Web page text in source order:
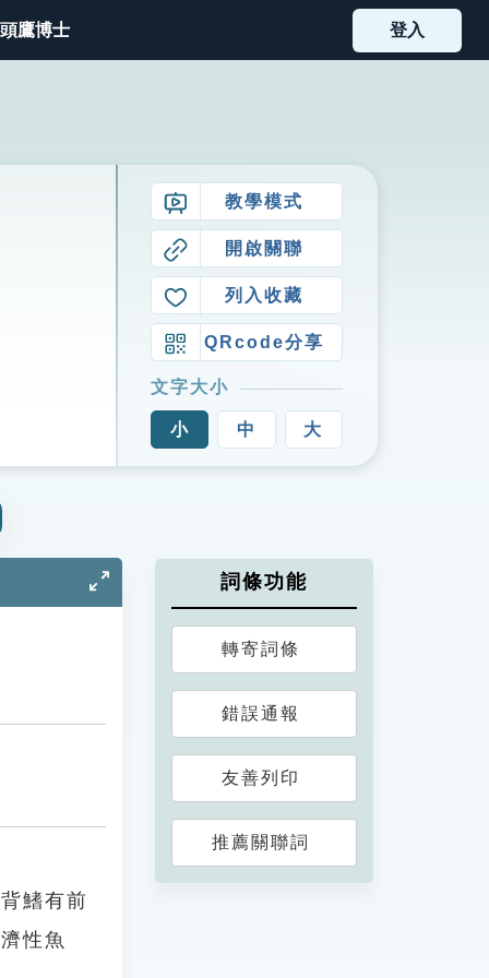
鷹博士 登入
教學模式
開啟關聯
列入收藏
QRcode分享
文字大小
小 中 大
鰭有前
性魚
詞條功能
轉寄詞條
錯誤通報
友善列印
推薦關聯詞